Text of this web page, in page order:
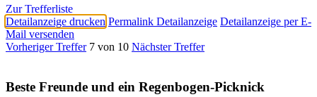
Zur Trefferliste
Detailanzeige drucken Permalink Detailanzeige Detailanzeige per E-
Mail versenden
Vorheriger Treffer 7 von 10 Nächster Treffer
Beste Freunde und ein Regenbogen-Picknick